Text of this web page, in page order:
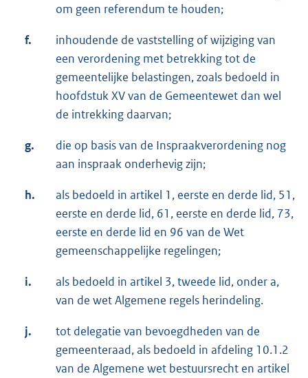
om geen referendum te houden;
f.
inhoudende de vaststelling of wijziging van
een verordening met betrekking tot de
gemeentelijke belastingen, zoals bedoeld in
hoofdstuk XV van de Gemeentewet dan wel
de intrekking daarvan;
g.
die op basis van de Inspraakverordening nog
aan inspraak onderhevig zijn;
h.
als bedoeld in artikel 1, eerste en derde lid, 51,
eerste en derde lid, 61, eerste en derde lid, 73,
eerste en derde lid en 96 van de Wet
gemeenschappelijke regelingen;
i.
als bedoeld in artikel 3, tweede lid, onder a,
van de wet Algemene regels herindeling.
j.
tot delegatie van bevoegdheden van de
gemeenteraad, als bedoeld in afdeling 10.1.2
van de Algemene wet bestuursrecht en artikel